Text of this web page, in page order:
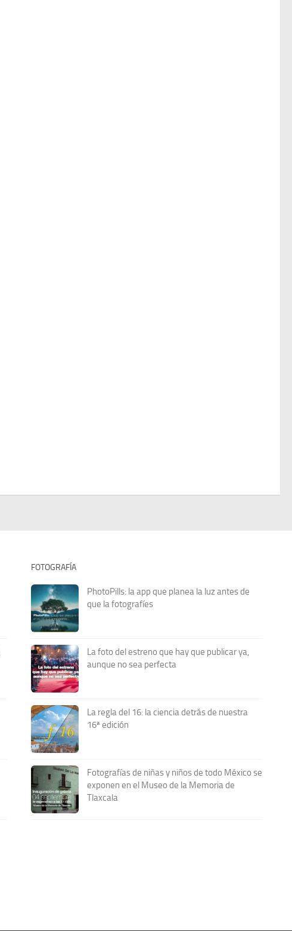
FOTOGRAFÍA
PhotoPills: la app que planea la luz antes de
que la fotografíes
La foto del estreno que hay que publicar ya,
aunque no sea perfecta
La regla del 16: la ciencia detrás de nuestra
16ª edición
Fotografías de niñas y niños de todo México se
exponen en el Museo de la Memoria de
Tlaxcala